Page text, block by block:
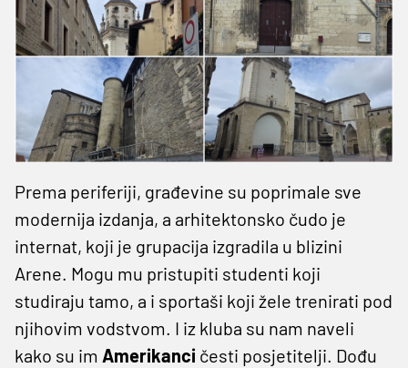
Prema periferiji, građevine su poprimale sve
modernija izdanja, a arhitektonsko čudo je
internat, koji je grupacija izgradila u blizini
Arene. Mogu mu pristupiti studenti koji
studiraju tamo, a i sportaši koji žele trenirati pod
njihovim vodstvom. I iz kluba su nam naveli
kako su im Amerikanci česti posjetitelji. Dođu